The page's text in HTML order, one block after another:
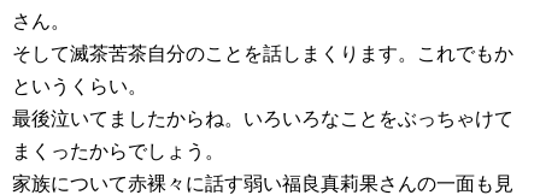
さん。
そして滅茶苦茶自分のことを話しまくります。これでもか
というくらい。
最後泣いてましたからね。いろいろなことをぶっちゃけて
まくったからでしょう。
家族について赤裸々に話す弱い福良真莉果さんの一面も見